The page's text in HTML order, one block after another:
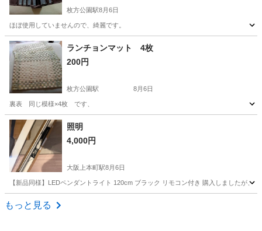
枚方公園駅8月6日
ほぼ使用していませんので、綺麗です。
大阪 枚方市 枚方公園駅 インテリア雑貨/小物
ランチョンマット 4枚
200円
枚方公園駅 8月6日
裏表 同じ模様×4枚 です、
大阪 枚方市 枚方公園駅
ランチョンマット
照明
4,000円
大阪上本町駅8月6日
【新品同様】LEDペンダントライト 120cm ブラック リモコン付き 購入しましたが
大阪 大阪市
もっと見る